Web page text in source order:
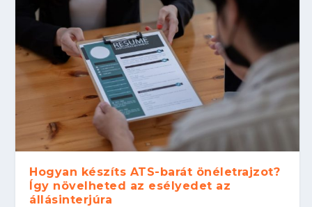
Hogyan készíts ATS-barát önéletrajzot?
Így növelheted az esélyedet az
állásinterjúra